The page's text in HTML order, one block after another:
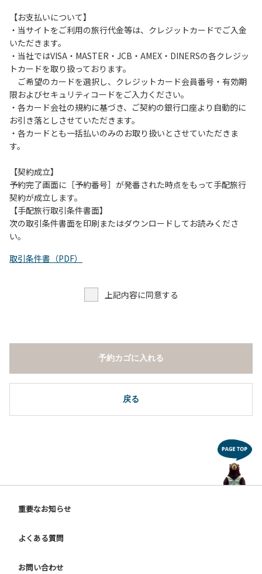
【お支払いについて】
・当サイトをご利用の旅行代金等は、クレジットカードでご入金
いただきます。
・当社ではVISA・MASTER・JCB・AMEX・DINERSの各クレジッ
トカードを取り扱っております。
ご希望のカードを選択し、クレジットカード会員番号・有効期
限およびセキュリティコードをご入力ください。
・各カード会社の規約に基づき、ご契約の銀行口座より自動的に
お引き落としさせていただきます。
・各カードとも一括払いのみのお取り扱いとさせていただきま
す。
【契約成立】
予約完了画面に［予約番号］が発番された時点をもって手配旅行
契約が成立します。
【手配旅行取引条件書面】
次の取引条件書面を印刷またはダウンロードしてお読みくださ
い。
取引条件書（PDF）
上記内容に同意する
戻る
予約カゴに入れる
重要なお知らせ
よくある質問
お問い合わせ